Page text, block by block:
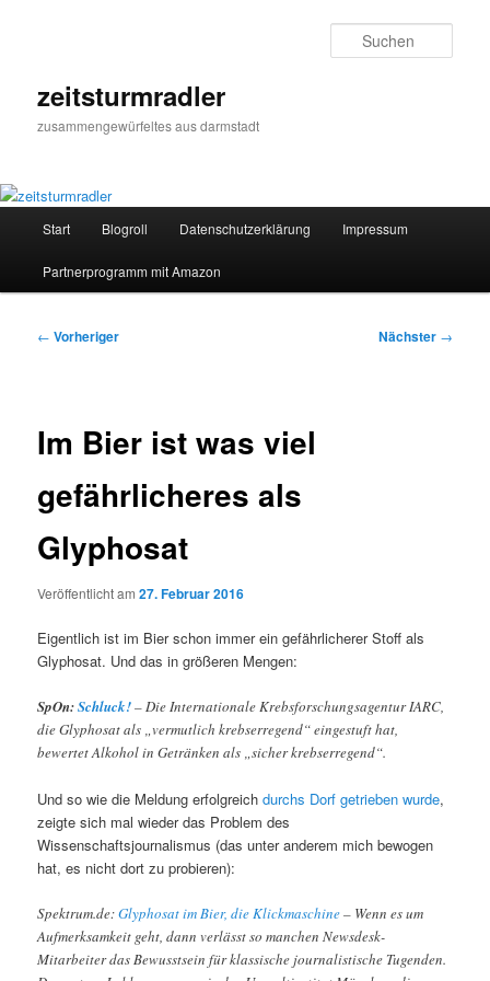
zeitsturmradler
zusammengewürfeltes aus darmstadt
Start Blogroll Datenschutzerklärung Impressum
Partnerprogramm mit Amazon
Beitragsnavigation
← Vorheriger Nächster →
Im Bier ist was viel
gefährlicheres als
Glyphosat
Veröffentlicht am27. Februar 2016
Eigentlich ist im Bier schon immer ein gefährlicherer Stoff als
Glyphosat. Und das in größeren Mengen:
SpOn:Schluck!– Die Internationale Krebsforschungsagentur IARC,
die Glyphosat als „vermutlich krebserregend“ eingestuft hat,
bewertet Alkohol in Getränken als „sicher krebserregend“.
Und so wie die Meldung erfolgreichdurchs Dorf getrieben wurde,
zeigte sich mal wieder das Problem des
Wissenschaftsjournalismus (das unter anderem mich bewogen
hat, es nicht dort zu probieren):
Spektrum.de:Glyphosat im Bier, die Klickmaschine– Wenn es um
Aufmerksamkeit geht, dann verlässt so manchen Newsdesk-
Mitarbeiter das Bewusstsein für klassische journalistische Tugenden.